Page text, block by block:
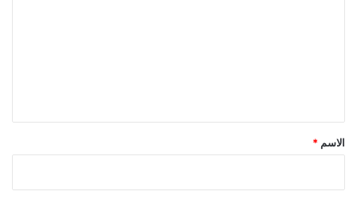
*
الاسم *